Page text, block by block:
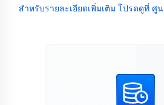
สำหรับรายละเอียดเพิ่มเติม โปรดดูที่ ศู